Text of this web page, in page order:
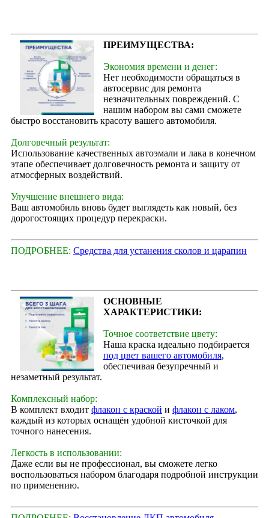
ПРЕИМУЩЕСТВА:
Экономия времени и денег:
Нет необходимости обращаться в
автосервис для ремонта
незначительных повреждений. С
нашим набором вы сами сможете
быстро восстановить красоту вашего автомобиля.
Долговечный результат:
Использование качественных автоэмали и лака в конечном
этапе обеспечивает долговечность ремонта и защиту от
атмосферных воздействий.
Улучшение внешнего вида:
Ваш автомобиль вновь будет выглядеть как новый, без
дорогостоящих процедур перекраски.
ПОДРОБНЕЕ: Средства для устанения сколов и царапин
ОСНОВНЫЕ
ХАРАКТЕРИСТИКИ:
Точное соответствие цвету:
Наша краска идеально подбирается
под цвет вашего автомобиля,
обеспечивая безупречный и
незаметный результат.
Комплексный набор:
В комплект входит флакон с краской и флакон с лаком,
каждый из которых оснащён удобной кисточкой для
точного нанесения.
Легкость в использовании:
Даже если вы не профессионал, вы сможете легко
воспользоваться набором благодаря подробной инструкции
по применению.